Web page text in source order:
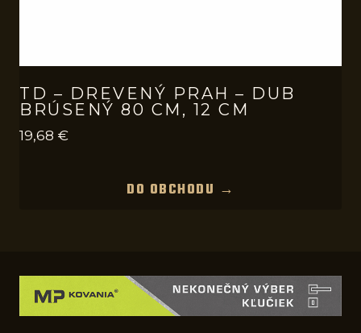
TD – DREVENÝ PRAH – DUB
BRÚSENÝ 80 CM, 12 CM
19,68 €
DO OBCHODU →